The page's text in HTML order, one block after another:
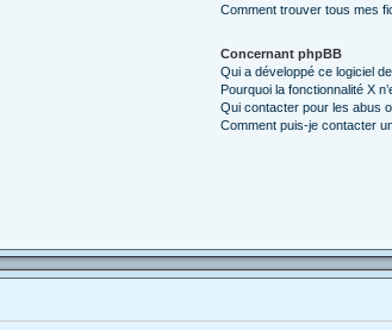
Comment trouver tous mes
Concernant phpBB
Qui a développé ce logiciel
Pourquoi la fonctionnalité X
Qui contacter pour les abus
Comment puis-je contacter